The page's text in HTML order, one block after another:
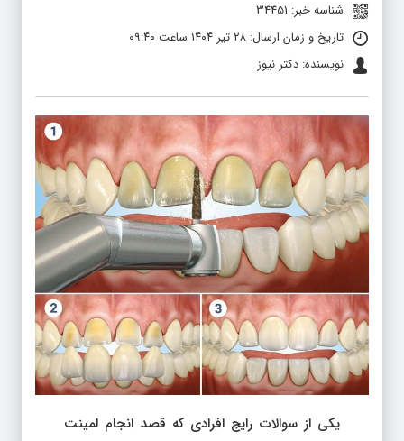
شناسه خبر: 34451
تاریخ و زمان ارسال: ۲۸ تیر ۱۴۰۴ ساعت ۰۹:۴۰
نویسنده: دکتر نیوز
یکی از سوالات رایج افرادی که قصد انجام لمینت